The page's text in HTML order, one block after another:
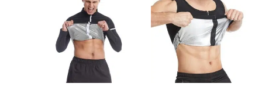
pueden
elegir
en
la
página
de
pueden
elegir
en
página
de